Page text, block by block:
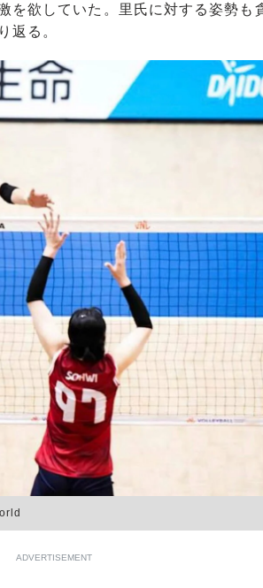
を欲していた。里氏に対する姿勢も
返る。
ADVERTISEMENT